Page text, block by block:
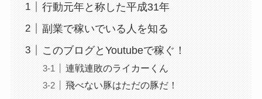
行動元年と称した平成31年
副業で稼いでいる人を知る
このブログとYoutubeで稼ぐ！
連戦連敗のライカーくん
飛べない豚はただの豚だ！